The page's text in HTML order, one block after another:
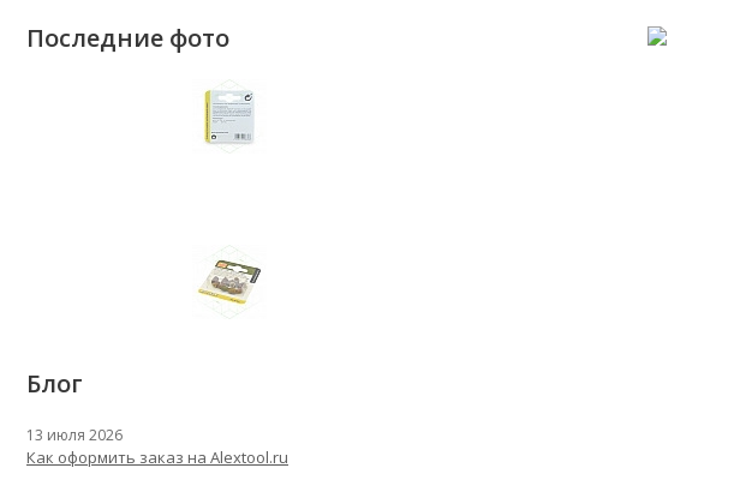
Последние фото
Блог
13 июля 2026
Как оформить заказ на Alextool.ru